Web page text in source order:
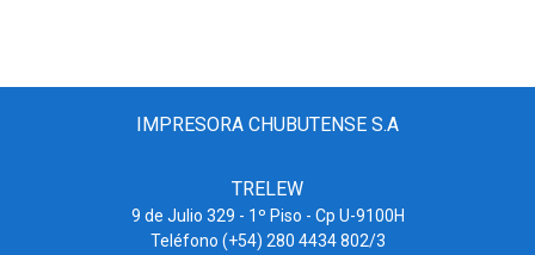
IMPRESORA CHUBUTENSE S.A
TRELEW
9 de Julio 329 - 1º Piso - Cp U-9100H
Teléfono (+54) 280 4434 802/3